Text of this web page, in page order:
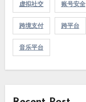
虚拟社交 账号安全
跨境支付 跨平台
音乐平台